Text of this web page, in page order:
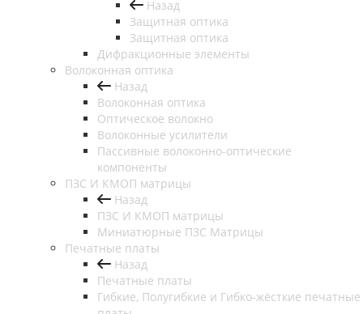
Назад
Защитная оптика
Защитная оптика
Дифракционные элементы
Волоконная оптика
Назад
Волоконная оптика
Оптическое волокно
Волоконные усилители
Пассивные волоконно-оптические
компоненты
ПЗС И КМОП матрицы
Назад
ПЗС И КМОП матрицы
Миниатюрные ПЗС Матрицы
Печатные платы
Назад
Печатные платы
Гибкие, Полугибкие и Гибко-жёсткие печатные